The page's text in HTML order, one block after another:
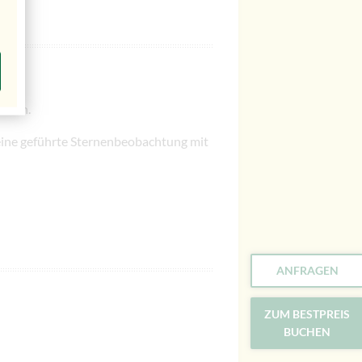
geführte Sternenbeobachtung mit
ANFRAGEN
ZUM BESTPREIS
BUCHEN